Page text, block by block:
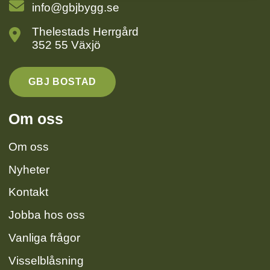
info@gbjbygg.se
Thelestads Herrgård
352 55 Växjö
GBJ BOSTAD
Om oss
Om oss
Nyheter
Kontakt
Jobba hos oss
Vanliga frågor
Visselblåsning